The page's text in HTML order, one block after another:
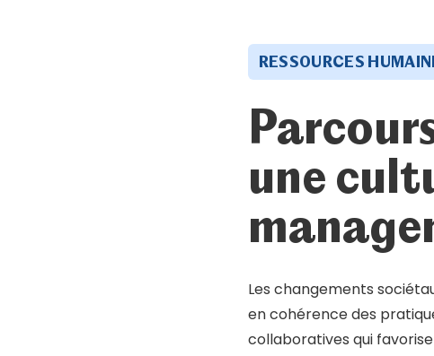
Mot de passe oublié ?
RESSOURCES
une
Les changements
en cohérence des
collaboratives qui